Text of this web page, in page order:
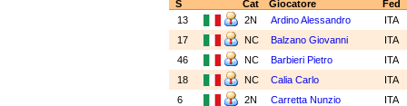
S Cat Giocatore
Fed
13
2N Ardino Alessandro
ITA
17
NC Balzano Giovanni
ITA
46
NC Barbieri Pietro
ITA
18
NC Calia Carlo
ITA
6
2N Carretta Nunzio
ITA